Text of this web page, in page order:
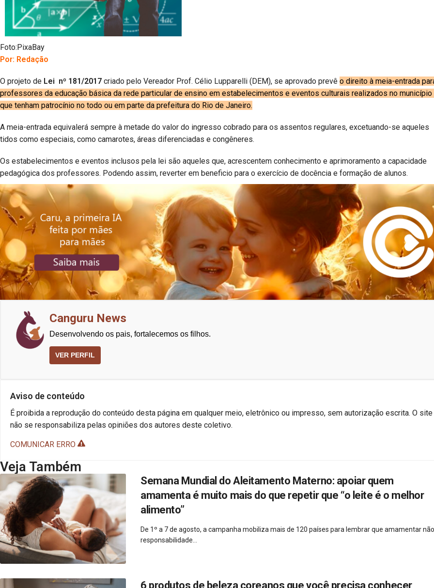
Foto:PixaBay
Por: Redação
O projeto de Lei nº 181/2017 criado pelo Vereador Prof. Célio Lupparelli (DEM), se aprovado prevê o direito à meia-entrada
professores da educação básica da rede particular de ensino em estabelecimentos e eventos culturais realizados no município
que tenham patrocínio no todo ou em parte da prefeitura do Rio de Janeiro.
A meia-entrada equivalerá sempre à metade do valor do ingresso cobrado para os assentos regulares, excetuando-se aqueles
tidos como especiais, como camarotes, áreas diferenciadas e congêneres.
Os estabelecimentos e eventos inclusos pela lei são aqueles que, acrescentem conhecimento e aprimoramento a capacidade
pedagógica dos professores. Podendo assim, reverter em beneficio para o exercício de docência e formação de alunos.
Canguru News
Desenvolvendo os pais, fortalecemos os filhos.
VER PERFIL
Aviso de conteúdo
É proibida a reprodução do conteúdo desta página em qualquer meio, eletrônico ou impresso, sem autorização escrita. O site
não se responsabiliza pelas opiniões dos autores deste coletivo.
COMUNICAR ERRO
Veja Também
Semana Mundial do Aleitamento Materno: apoiar quem
amamenta é muito mais do que repetir que “o leite é o melhor
alimento”
De 1º a 7 de agosto, a campanha mobiliza mais de 120 países para lembrar que amamentar
responsabilidade...
6 produtos de beleza coreanos que você precisa conhecer